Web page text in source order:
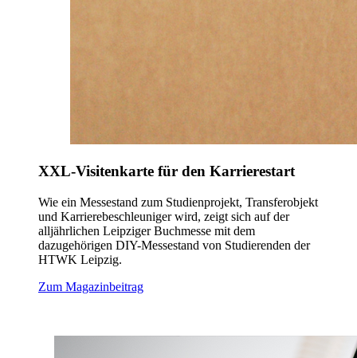
XXL-Visitenkarte für den Karrierestart
Wie ein Messestand zum Studienprojekt, Transferobjekt
und Karrierebeschleuniger wird, zeigt sich auf der
alljährlichen Leipziger Buchmesse mit dem
dazugehörigen DIY-Messestand von Studierenden der
HTWK Leipzig.
Zum Magazinbeitrag